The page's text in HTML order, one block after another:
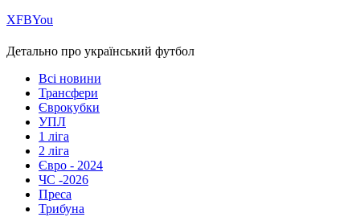
ХFBYou
Детально про український футбол
Всі новини
Трансфери
Єврокубки
УПЛ
1 ліга
2 ліга
Євро - 2024
ЧС -2026
Преса
Трибуна